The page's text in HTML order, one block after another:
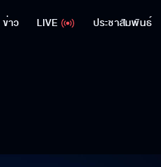
ข่าว LIVE ประชาสัมพันธ์